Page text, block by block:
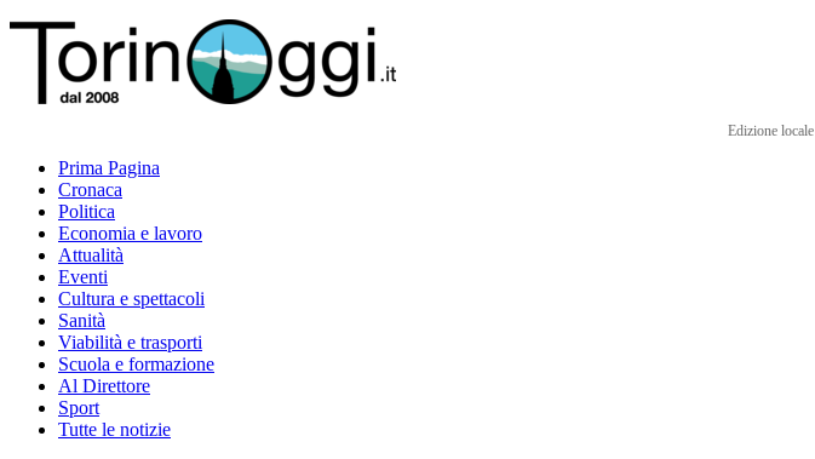
Edizione locale
Prima Pagina
Cronaca
Politica
Economia e lavoro
Attualità
Eventi
Cultura e spettacoli
Sanità
Viabilità e trasporti
Scuola e formazione
Al Direttore
Sport
Tutte le notizie